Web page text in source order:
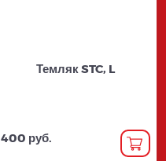
Темляк STC, L
400 руб.